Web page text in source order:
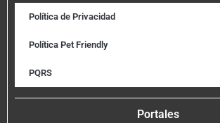
Política de Privacidad
Política Pet Friendly
PQRS
Portales